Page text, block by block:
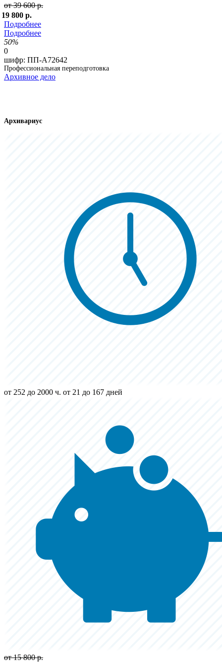
от 39 600 р.
19 800 р.
Подробнее
Подробнее
50%
0
шифр: ПП-А72642
Профессиональная переподготовка
Архивное дело
Архивариус
от 252 до 2000 ч. от 21 до 167 дней
от 15 800 р.